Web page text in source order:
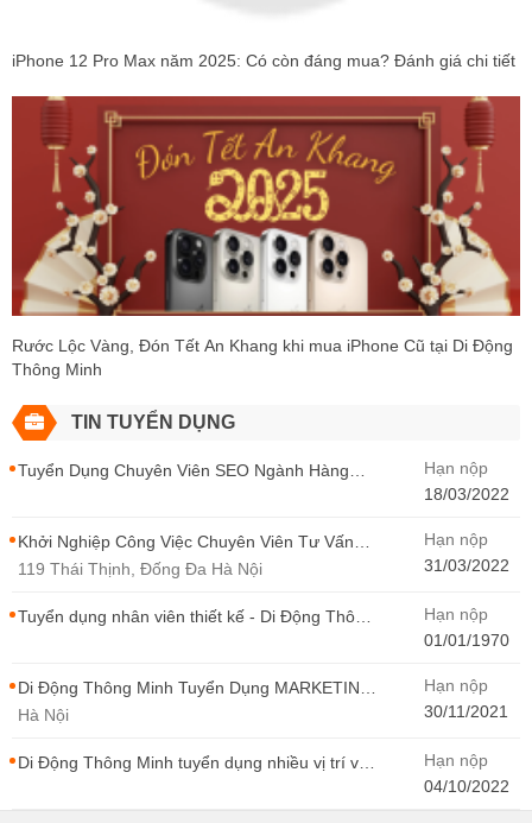
iPhone 12 Pro Max năm 2025: Có còn đáng mua? Đánh giá chi tiết
Rước Lộc Vàng, Đón Tết An Khang khi mua iPhone Cũ tại Di Động
Thông Minh
TIN TUYỂN DỤNG
Tuyển Dụng Chuyên Viên SEO Ngành Hàng
Hạn nộp
18/03/2022
Khởi Nghiệp Công Việc Chuyên Viên Tư Vấn
Bán Hàng Di Động Thông Minh
119 Thái Thịnh, Đống Đa Hà Nội
Hạn nộp
31/03/2022
Tuyển dụng nhân viên thiết kế - Di Động Thông
Hạn nộp
01/01/1970
Di Động Thông Minh Tuyển Dụng MARKETING
- CONTENT WIRITER
Hà Nội
Hạn nộp
30/11/2021
Di Động Thông Minh tuyển dụng nhiều vị trí với
Thông Minh
Hạn nộp
04/10/2022